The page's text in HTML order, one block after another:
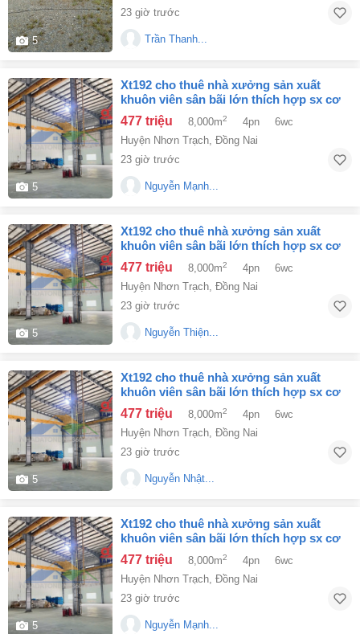
5
23 giờ trước
Trần Thanh...
5
xt192 cho thuê nhà xưởng sản xuất
khuôn viên sân bãi lớn thích hợp sx cơ
khí cn phụ trợ
477 triệu 8,000m2 4pn
6wc
Huyện Nhơn Trạch, Đồng Nai
23 giờ trước
Nguyễn Mạnh...
5
xt192 cho thuê nhà xưởng sản xuất
khuôn viên sân bãi lớn thích hợp sx cơ
khí cn phụ trợ
477 triệu 8,000m2 4pn
6wc
Huyện Nhơn Trạch, Đồng Nai
23 giờ trước
Nguyễn Thiện...
5
xt192 cho thuê nhà xưởng sản xuất
khuôn viên sân bãi lớn thích hợp sx cơ
khí cn phụ trợ
477 triệu 8,000m2 4pn
6wc
Huyện Nhơn Trạch, Đồng Nai
23 giờ trước
Nguyễn Nhật...
5
xt192 cho thuê nhà xưởng sản xuất
khuôn viên sân bãi lớn thích hợp sx cơ
khí cn phụ trợ
477 triệu 8,000m2 4pn
6wc
Huyện Nhơn Trạch, Đồng Nai
23 giờ trước
Nguyễn Mạnh...